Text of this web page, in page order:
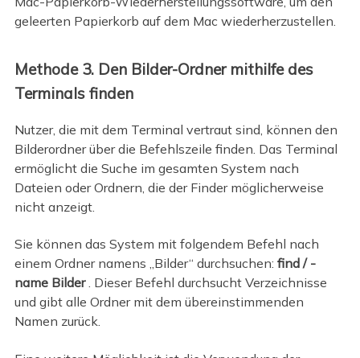
geleerten Papierkorb auf dem Mac wiederherzustellen.
Methode 3. Den Bilder-Ordner mithilfe des
Terminals finden
Nutzer, die mit dem Terminal vertraut sind, können den
Bilderordner über die Befehlszeile finden. Das Terminal
ermöglicht die Suche im gesamten System nach
Dateien oder Ordnern, die der Finder möglicherweise
nicht anzeigt.
Sie können das System mit folgendem Befehl nach
einem Ordner namens „Bilder“ durchsuchen: find / -
name Bilder. Dieser Befehl durchsucht Verzeichnisse
und gibt alle Ordner mit dem übereinstimmenden
Namen zurück.